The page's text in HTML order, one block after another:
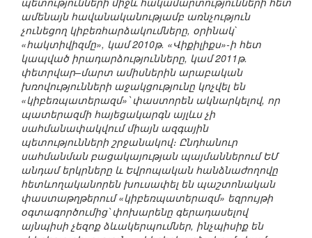
ամենայն հավանականությամբ առնչություն
չունեցող կիբեռհարձակումները, օրինակ`
«հակտիվիզմը», կամ 2010թ. «Վիքիլիքս»-ի հետ
կապված իրադարձությունները, կամ 2011թ.
փետրվար–մարտ ամիսներին արաբական
խռովությունների աջակցությունը կոչվել են
«կիբեռպատերազմ»՝ փաստորեն ակնարկելով, որ
պատերազմի հայեցակարգն այլևս չի
սահմանափակվում միայն ազգային
պետությունների շրջանակով։ Ընդհանուր
սահմանման բացակայության պայմաններում ԵՄ
անդամ երկրները և Եվրոպական հանձնաժողովը
հետևողականորեն խուսափել են պաշտոնական
փաստաթղթերում «կիբեռպատերազմ» եզրույթի
օգտագործումից՝ փոխարենը գերադասելով
այնպիսի չեզոք ձևակերպումներ, ինչպիսիք են